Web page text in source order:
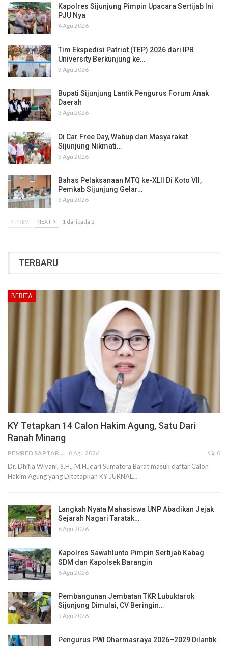
Kapolres Sijunjung Pimpin Upacara Sertijab Ini
PJU Nya
4 Agu 2026
Tim Ekspedisi Patriot (TEP) 2026 dari IPB
University Berkunjung ke…
3 Agu 2026
Bupati Sijunjung Lantik Pengurus Forum Anak
Daerah
3 Agu 2026
Di Car Free Day, Wabup dan Masyarakat
Sijunjung Nikmati…
3 Agu 2026
Bahas Pelaksanaan MTQ ke-XLII Di Koto VII,
Pemkab Sijunjung Gelar…
3 Agu 2026
PREV NEXT 1 daripada 2
TERBARU
BERITA
KY Tetapkan 14 Calon Hakim Agung, Satu Dari
Ranah Minang
PEMRED SAPTARIUS 8 Agu 2026 0
Dr. Dhifla Wiyani, S.H., M.H.,dari Sumatera Barat masuk daftar Calon
Hakim Agung yang Ditetapkan KY JURNAL…
Langkah Nyata Mahasiswa UNP Abadikan Jejak
Sejarah Nagari Taratak…
8 Agu 2026
Kapolres Sawahlunto Pimpin Sertijab Kabag
SDM dan Kapolsek Barangin
6 Agu 2026
Pembangunan Jembatan TKR Lubuktarok
Sijunjung Dimulai, CV Beringin…
5 Agu 2026
Pengurus PWI Dharmasraya 2026–2029 Dilantik